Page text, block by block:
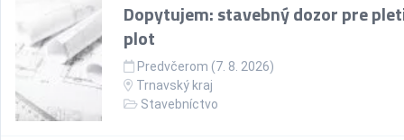
Dopytujem: stavebný dozor pre
plot
Predvčerom (7. 8. 2026)
Trnavský kraj
Stavebníctvo